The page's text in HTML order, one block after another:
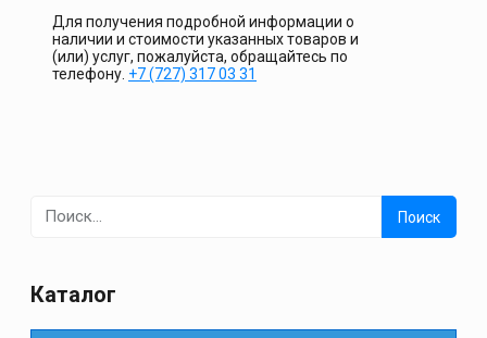
Для получения подробной информации о
наличии и стоимости указанных товаров и
(или) услуг, пожалуйста, обращайтесь по
телефону. +7 (727) 317 03 31
Найти:
Каталог